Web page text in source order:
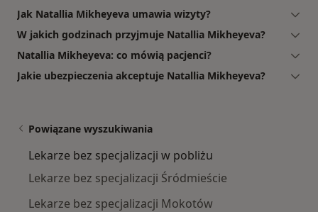
Jak Natallia Mikheyeva umawia wizyty?
W jakich godzinach przyjmuje Natallia Mikheyeva?
Natallia Mikheyeva: co mówią pacjenci?
Jakie ubezpieczenia akceptuje Natallia Mikheyeva?
Powiązane wyszukiwania
Lekarze bez specjalizacji w pobliżu
Lekarze bez specjalizacji Śródmieście
Lekarze bez specjalizacji Mokotów